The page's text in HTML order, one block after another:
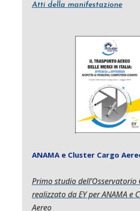
Atti della manifestazione
ANAMA e Cluster Cargo
Primo studio dell’Osservatorio
realizzato da EY per ANAMA e
Aereo